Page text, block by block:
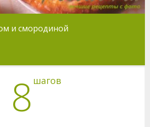
и смородиной
8 шагов